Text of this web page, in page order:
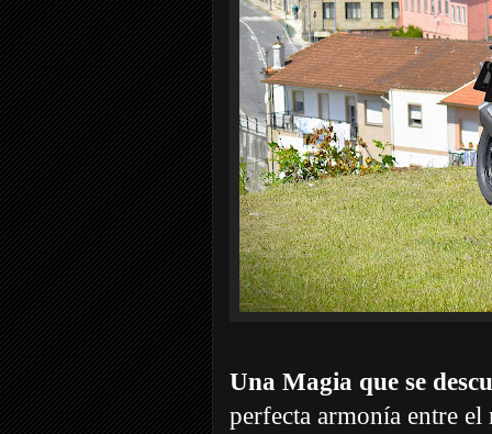
Una Magia que se
perfecta armonía entre